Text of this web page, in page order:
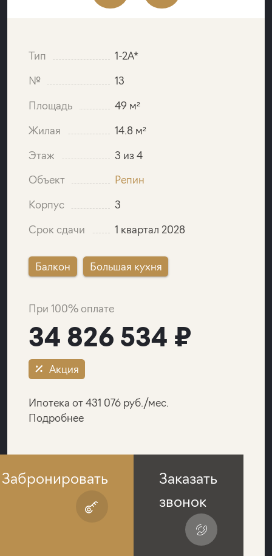
Тип
1-2A*
№
13
Площадь
49 м²
Жилая
14.8 м²
Этаж
3 из 4
Объект
Репин
Корпус
3
Срок сдачи
1 квартал 2028
Балкон Большая кухня
При 100% оплате
34 826 534 ₽
Акция
Ипотека от 431 076 руб./мес.
Подробнее
Забронировать
Заказать
звонок